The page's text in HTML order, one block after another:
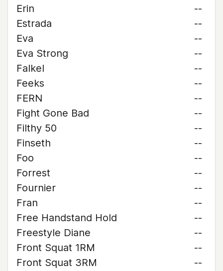
Erin
--
Estrada
--
Eva
--
Eva Strong
--
Falkel
--
Feeks
--
FERN
--
Fight Gone Bad
--
Filthy 50
--
Finseth
--
Foo
--
Forrest
--
Fournier
--
Fran
--
Free Handstand Hold
--
Freestyle Diane
--
Front Squat 1RM
--
Front Squat 3RM
--